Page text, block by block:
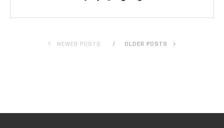
NEWER POSTS OLDER POSTS